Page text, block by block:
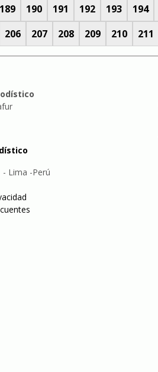
189 190 191 192 193 194
206 207 208 209 210 211
- Lima -Perú